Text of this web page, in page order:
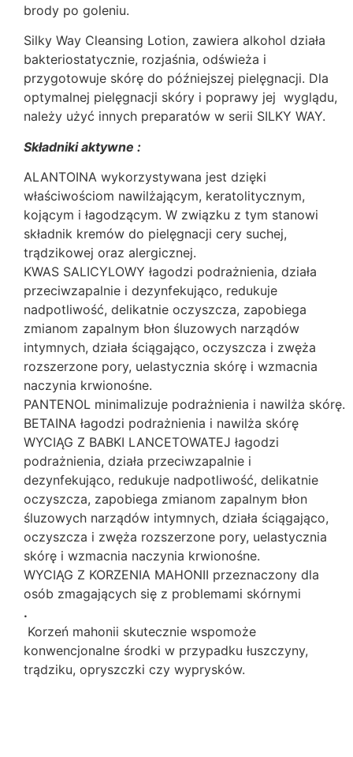
brody po goleniu.
Silky Way Cleansing Lotion, zawiera alkohol działa
bakteriostatycznie, rozjaśnia, odświeża i
przygotowuje skórę do późniejszej pielęgnacji. Dla
optymalnej pielęgnacji skóry i poprawy jej wyglądu,
należy użyć innych preparatów w serii SILKY WAY.
Składniki aktywne :
ALANTOINA wykorzystywana jest dzięki
właściwościom nawilżającym, keratolitycznym,
kojącym i łagodzącym. W związku z tym stanowi
składnik kremów do pielęgnacji cery suchej,
trądzikowej oraz alergicznej.
KWAS SALICYLOWY łagodzi podrażnienia, działa
przeciwzapalnie i dezynfekująco, redukuje
nadpotliwość, delikatnie oczyszcza, zapobiega
zmianom zapalnym błon śluzowych narządów
intymnych, działa ściągająco, oczyszcza i zwęża
rozszerzone pory, uelastycznia skórę i wzmacnia
naczynia krwionośne.
PANTENOL minimalizuje podrażnienia i nawilża skórę.
BETAINA łagodzi podrażnienia i nawilża skórę
WYCIĄG Z BABKI LANCETOWATEJ łagodzi
podrażnienia, działa przeciwzapalnie i
dezynfekująco, redukuje nadpotliwość, delikatnie
oczyszcza, zapobiega zmianom zapalnym błon
śluzowych narządów intymnych, działa ściągająco,
oczyszcza i zwęża rozszerzone pory, uelastycznia
skórę i wzmacnia naczynia krwionośne.
WYCIĄG Z KORZENIA MAHONII przeznaczony dla
osób zmagających się z problemami skórnymi
.
Korzeń mahonii skutecznie wspomoże
konwencjonalne środki w przypadku łuszczyny,
trądziku, opryszczki czy wyprysków.